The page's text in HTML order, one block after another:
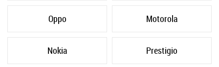
Oppo Motorola
Nokia Prestigio